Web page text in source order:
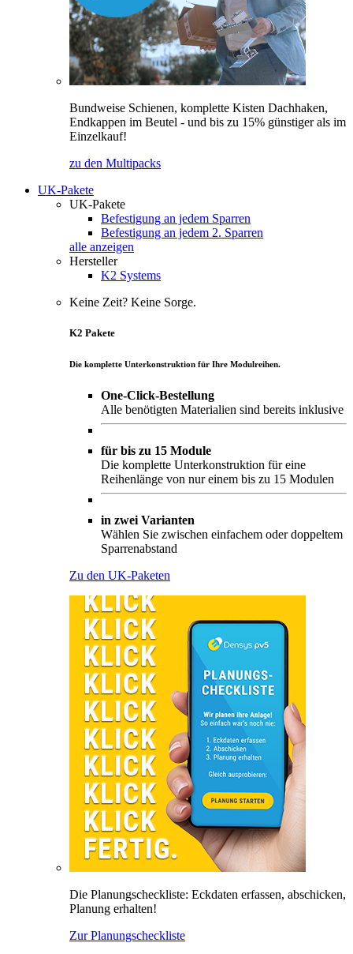
Bundweise Schienen, komplette Kisten Dachhaken,
Endkappen im Beutel - und bis zu 15% günstiger als im
Einzelkauf!
zu den Multipacks
UK-Pakete
UK-Pakete
Befestigung an jedem Sparren
Befestigung an jedem 2. Sparren
alle anzeigen
Hersteller
K2 Systems
Keine Zeit? Keine Sorge.
K2 Pakete
Die komplette Unterkonstruktion für Ihre Modulreihen.
One-Click-Bestellung
Alle benötigten Materialien sind bereits inklusive
für bis zu 15 Module
Die komplette Unterkonstruktion für eine
Reihenlänge von nur einem bis zu 15 Modulen
in zwei Varianten
Wählen Sie zwischen einfachem oder doppeltem
Sparrenabstand
Zu den UK-Paketen
Die Planungscheckliste: Eckdaten erfassen, abschicken,
Planung erhalten!
Zur Planungscheckliste